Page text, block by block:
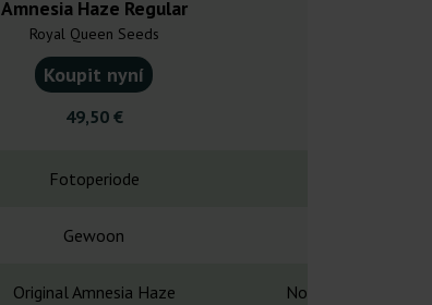
Amnesia Haze Regular
Royal Queen Seeds
Koupit nyní
49,50 €
Fotoperiode
Gewoon
Original Amnesia Haze Northern Lights#5